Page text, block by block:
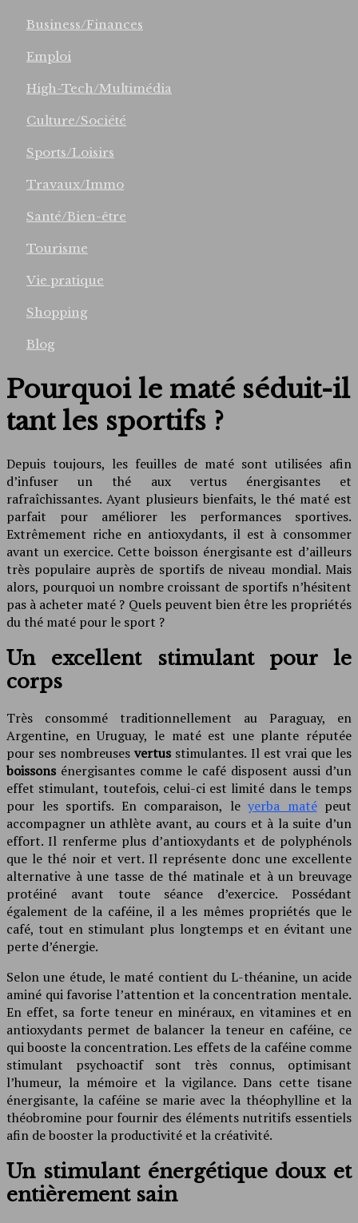
Business/Finances
Emploi
High-Tech/Multimédia
Culture/Société
Sports/Loisirs
Travaux/Immo
Santé/Bien-être
Tourisme
Vie pratique
Shopping
Blog
Pourquoi le maté séduit-il
tant les sportifs ?
Depuis toujours, les feuilles de maté sont utilisées afin
d’infuser un thé aux vertus énergisantes et
rafraîchissantes. Ayant plusieurs bienfaits, le thé maté est
parfait pour améliorer les performances sportives.
Extrêmement riche en antioxydants, il est à consommer
avant un exercice. Cette boisson énergisante est d’ailleurs
très populaire auprès de sportifs de niveau mondial. Mais
alors, pourquoi un nombre croissant de sportifs n’hésitent
pas à acheter maté ? Quels peuvent bien être les propriétés
du thé maté pour le sport ?
Un excellent stimulant pour le
corps
Très consommé traditionnellement au Paraguay, en
Argentine, en Uruguay, le maté est une plante réputée
pour ses nombreusesvertusstimulantes. Il est vrai que les
boissonsénergisantes comme le café disposent aussi d’un
effet stimulant, toutefois, celui-ci est limité dans le temps
pour les sportifs. En comparaison, le yerba matépeut
accompagner un athlète avant, au cours et à la suite d’un
effort. Il renferme plus d’antioxydants et de polyphénols
que le thé noir et vert. Il représente donc une excellente
alternative à une tasse de thé matinale et à un breuvage
protéiné avant toute séance d’exercice. Possédant
également de la caféine, il a les mêmes propriétés que le
café, tout en stimulant plus longtemps et en évitant une
perte d’énergie.
Selon une étude, le maté contient du L-théanine, un acide
aminé qui favorise l’attention et la concentration mentale.
En effet, sa forte teneur en minéraux, en vitamines et en
antioxydants permet de balancer la teneur en caféine, ce
qui booste la concentration. Les effets de la caféine comme
stimulant psychoactif sont très connus, optimisant
l’humeur, la mémoire et la vigilance. Dans cette tisane
énergisante, la caféine se marie avec la théophylline et la
théobromine pour fournir des éléments nutritifs essentiels
afin de booster la productivité et la créativité.
Un stimulant énergétique doux et
entièrement sain